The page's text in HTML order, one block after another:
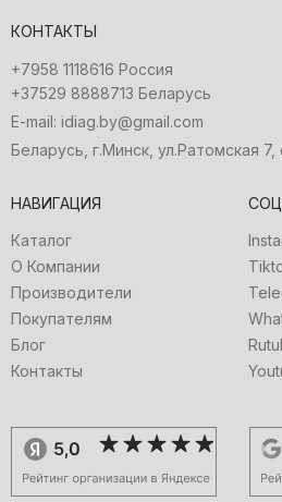
КОНТАКТЫ
+7958 1118616 Россия
+37529 8888713 Беларусь
E-mail: idiag.by@gmail.com
Беларусь, г.Минск, ул.Ратомская 7,
НАВИГАЦИЯ
Каталог
О Компании
Производители
Покупателям
Блог
Контакты